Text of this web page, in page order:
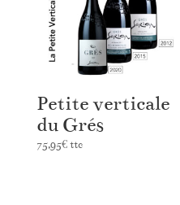
Petite verticale
du Grés
75,95€ ttc